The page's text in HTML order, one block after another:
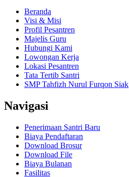
Beranda
Visi & Misi
Profil Pesantren
Majelis Guru
Hubungi Kami
Lowongan Kerja
Lokasi Pesantren
Tata Tertib Santri
SMP Tahfizh Nurul Furqon Siak
Navigasi
Penerimaan Santri Baru
Biaya Pendaftaran
Download Brosur
Download File
Biaya Bulanan
Fasilitas